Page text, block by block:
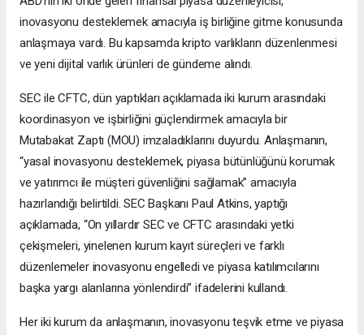
inovasyonu desteklemek amacıyla iş birliğine gitme konusunda
anlaşmaya vardı. Bu kapsamda kripto varlıkların düzenlenmesi
ve yeni dijital varlık ürünleri de gündeme alındı.
SEC ile CFTC, dün yaptıkları açıklamada iki kurum arasındaki
koordinasyon ve işbirliğini güçlendirmek amacıyla bir
Mutabakat Zaptı (MOU) imzaladıklarını duyurdu. Anlaşmanın,
“yasal inovasyonu desteklemek, piyasa bütünlüğünü korumak
ve yatırımcı ile müşteri güvenliğini sağlamak” amacıyla
hazırlandığı belirtildi. SEC Başkanı Paul Atkins, yaptığı
açıklamada, “On yıllardır SEC ve CFTC arasındaki yetki
çekişmeleri, yinelenen kurum kayıt süreçleri ve farklı
düzenlemeler inovasyonu engelledi ve piyasa katılımcılarını
başka yargı alanlarına yönlendirdi” ifadelerini kullandı.
Her iki kurum da anlaşmanın, inovasyonu teşvik etme ve piyasa